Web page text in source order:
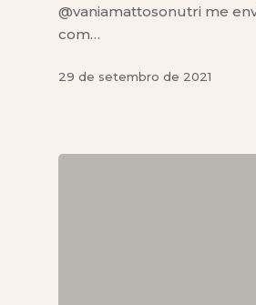
@vaniamattosonutri me
com…
29 de setembro de 2021